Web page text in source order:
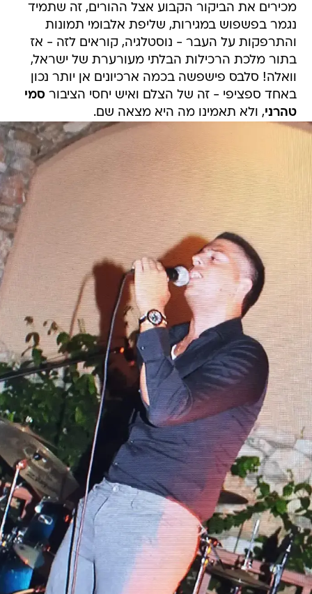
מכירים את הביקור הקבוע אצל ההורים, זה שתמיד
נגמר בפשפוש במגירות, שליפת אלבומי תמונות
והתרפקות על העבר - נוסטלגיה, קוראים לזה - אז
בתור מלכת הרכילות הבלתי מעורערת של ישראל,
וואלה! סלבס פישפשה בכמה ארכיונים אן יותר נכון
באחד ספציפי - זה של הצלם ואיש יחסי הציבורסמי
טהרני, ולא תאמינו מה היא מצאה שם.